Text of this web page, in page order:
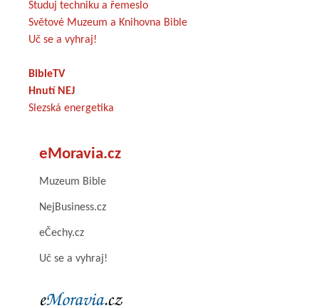
Studuj techniku a řemeslo
Světové Muzeum a Knihovna Bible
Uč se a vyhraj!
BibleTV
Hnutí NEJ
Slezská energetika
eMoravia.cz
Muzeum Bible
NejBusiness.cz
eČechy.cz
Uč se a vyhraj!